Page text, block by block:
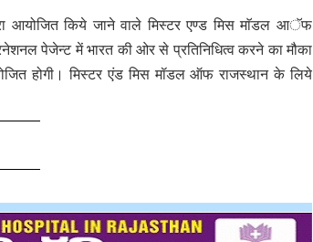
आयोजित किये जाने वाले मिस्टर एण्ड मिस माॅडल आॅफ
पेजेन्ट में भारत की ओर से प्रतिनिधित्व करने का मौका
होगी। मिस्टर एंड मिस मॉडल ऑफ राजस्थान के लिये